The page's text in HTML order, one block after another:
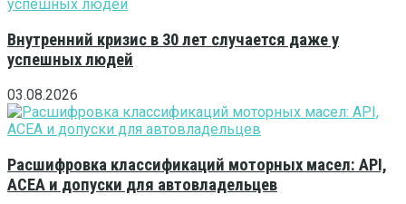
Внутренний кризис в 30 лет случается даже у
успешных людей
03.08.2026
Расшифровка классификаций моторных масел: API,
ACEA и допуски для автовладельцев